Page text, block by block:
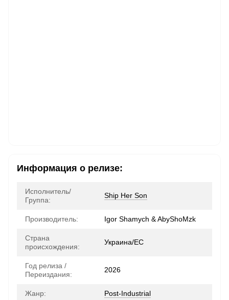
Информация о релизе:
Исполнитель/
Группа:
Ship Her Son
Производитель: Igor Shamych & AbyShoMzk
Страна
происхождения:
Украина/ЕС
Год релиза /
Переиздания:
2026
Жанр: Post-Industrial